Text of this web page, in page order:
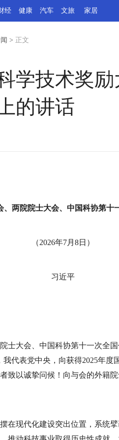
经 健康 汽车 文旅 家居
> 正文
学技术奖
的讲话
、两院院士大会、中国科协第十
（2026年7月8日）
习近平
士大会、中国科协第十一次全
代表党中央，向获得2025年度
致以诚挚问候！向与会的外籍
在现代化建设突出位置，系统